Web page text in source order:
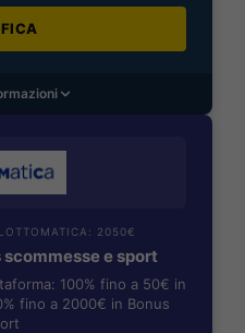
2050€
e sport
100% fino a 50€ in
fino a 2000€ in Bonus